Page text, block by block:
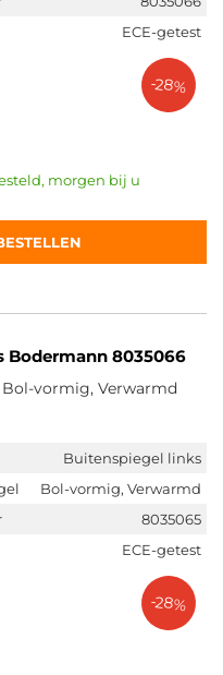
ECE-getest
-28%
morgen bij u
8035066
vormig, Verwarmd
Buitenspiegel links
Bol-vormig, Verwarmd
8035065
ECE-getest
-28%